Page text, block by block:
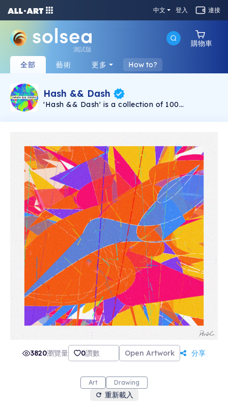
中文 登入 連接
測試版
購物車
全部 藝術 更多 How to?
Hash && Dash
'Hash && Dash' is a collection of 100
addresses as seed. It was created using p5js,
1800x1800px, first released 2021/09/04 by
Christin Penz. Each mint can be reconstructed
using the original generative script, each
script's SHA-256 fingerprint can be found in the
respective token transaction.
3820瀏覽量 0讚數 Open Artwork 分享
Art Drawing
重新載入